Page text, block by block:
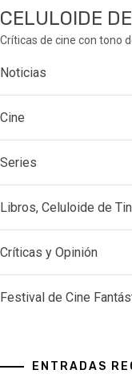
CELULOIDE
Críticas de cine con tono
Noticias
Cine
Series
Libros, Celuloide de
Críticas y Opinión
Festival de Cine
ENTRADAS